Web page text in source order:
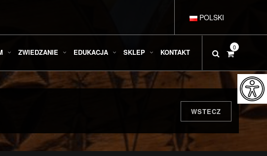
POLSKI
DEUTSCH
ESPAÑOL
ZWIEDZANIE EDUKACJA SKLEP KONTAKT
0
WSTECZ